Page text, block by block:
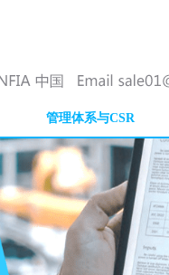
管理体系与CSR